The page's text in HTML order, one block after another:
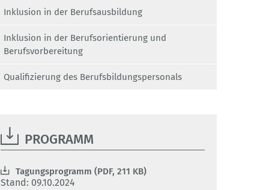
Inklusion in der Berufsausbildung
Inklusion in der Berufsorientierung und
Berufsvorbereitung
Qualifizierung des Berufsbildungspersonals
PROGRAMM
Tagungsprogramm (PDF, 211 KB)
Stand: 09.10.2024